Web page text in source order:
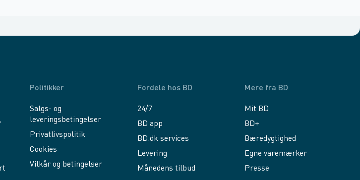
Politikker
Salgs- og
leveringsbetingelser
Privatlivspolitik
Cookies
Vilkår og betingelser
Fordele hos BD
24/7
BD app
BD.dk services
Levering
Månedens tilbud
Mere fra BD
Mit BD
BD+
Bæredygtighed
Egne varemærker
Presse